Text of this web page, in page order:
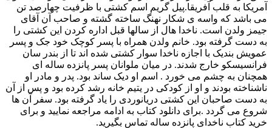
آمریکا به قلب آفریقا.پیل گریم اسم کشتی با ظرفیت چهارصد تن
می باشد که واسه ی شکار نهنگ ساخته گشته و صاحب آن آقای
جیمز ولدن است. ناخدا هال از سالها قبل اداره کردن این کشتی را
به دست گرفته بود. خانم ولدن همراه با پسر کوچک خود جک و پسر
عمویش بندیک با اجازه ناخدا سوار کشتی شده اند تا از بندر سان
فرانسیسکو خارج شدند. در میان ملوانان پسر پانزده ساله ای
همچنان به چشم می خورد . اسم او دیک ساند بود. پدر و مادر او
ناشناخته بودند و او از کودکی در یتیم خانه رشد کرده بود و پس از آن
به دست صاحبان این کشتی دریانوردی را یاد گرفته بود. سفر آن ها
شروع می گردد .برای دانلود کتاب به ادامه مراجعه نمایید و برای
خرید کتاب ناخدای پانزده ساله تماس بگیرید.